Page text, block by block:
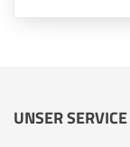
UNSER SERVICE